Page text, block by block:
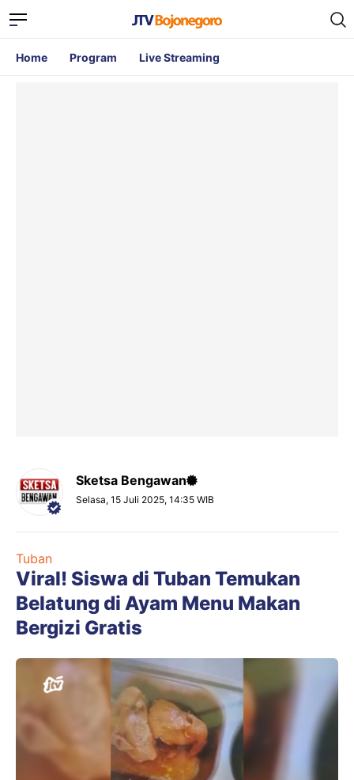
Home Program Live Streaming
Sketsa Bengawan
Selasa, 15 Juli 2025, 14:35 WIB
Tuban
Viral! Siswa di Tuban Temukan
Belatung di Ayam Menu Makan
Bergizi Gratis